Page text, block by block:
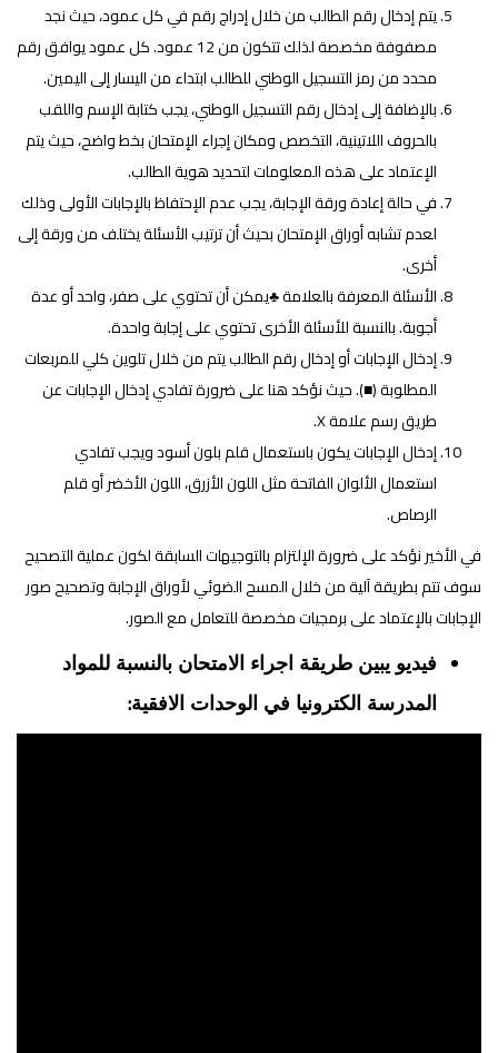
يتم إدخال رقم الطالب من خلال إدراج رقم في كل عمود، حيث نجد
مصفوفة مخصصة لذلك تتكون من 12 عمود. كل عمود يوافق رقم
محدد من رمز التسجيل الوطني للطالب ابتداء من اليسار إلى اليمين.
بالإضافة إلى إدخال رقم التسجيل الوطني، يجب كتابة الإسم واللقب
بالحروف اللاتينية، التخصص ومكان إجراء الإمتحان بخط واضح، حيث يتم
الإعتماد على هذه المعلومات لتحديد هوية الطالب.
في حالة إعادة ورقة الإجابة، يجب عدم الإحتفاظ بالإجابات الأولى وذلك
لعدم تشابه أوراق الإمتحان بحيث أن ترتيب الأسئلة يختلف من ورقة إلى
أخرى.
الأسئلة المعرفة بالعلامة ♣يمكن أن تحتوي على صفر، واحد أو عدة
أجوبة. بالنسبة للأسئلة الأخرى تحتوي على إجابة واحدة.
إدخال الإجابات أو إدخال رقم الطالب يتم من خلال تلوين كلي للمربعات
المطلوبة (■). حيث نؤكد هنا على ضرورة تفادي إدخال الإجابات عن
طريق رسم علامة X.
إدخال الإجابات يكون باستعمال قلم بلون أسود ويجب تفادي
استعمال الألوان الفاتحة مثل اللون الأزرق، اللون الأخضر أو قلم
الرصاص.
في الأخير نؤكد على ضرورة الإلتزام بالتوجيهات السابقة لكون عملية التصحيح
سوف تتم بطريقة آلية من خلال المسح الضوئي لأوراق الإجابة وتصحيح صور
الإجابات بالإعتماد على برمجيات مخصصة للتعامل مع الصور.
فيديو يبين طريقة اجراء الامتحان بالنسبة للمواد
المدرسة الكترونيا في الوحدات الافقية: